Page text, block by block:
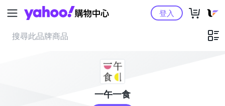
Yahoo購物中心登入
一午一食